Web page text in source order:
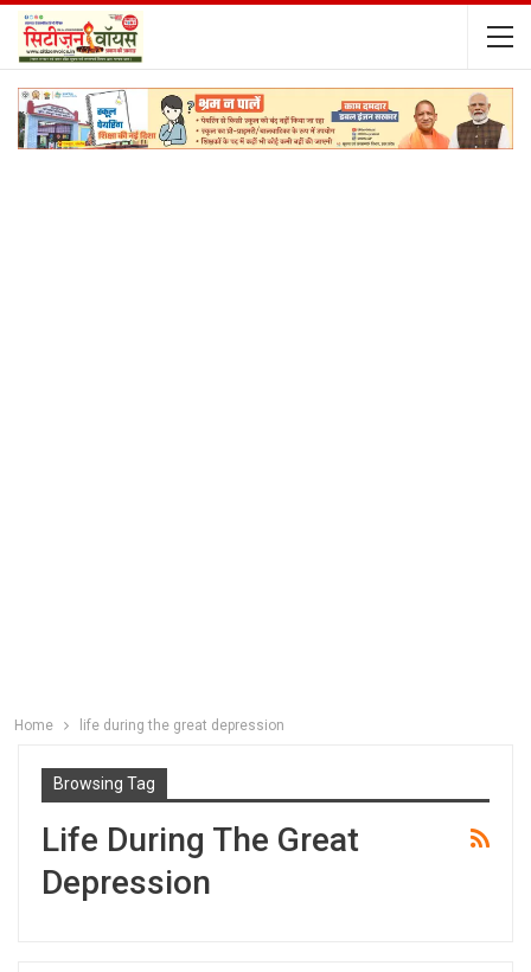
Home life during the great depression
Browsing Tag
Life During The Great
Depression